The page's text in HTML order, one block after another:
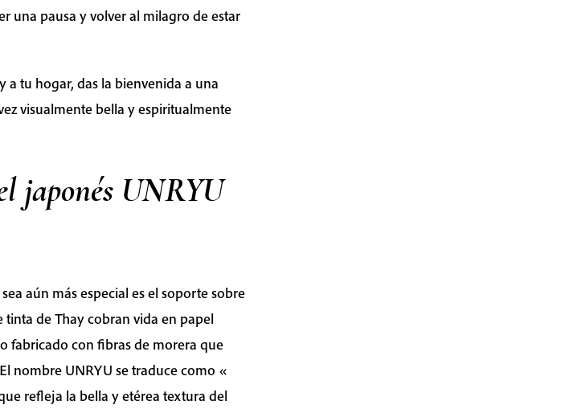
una pausa y volver al milagro de estar
a tu hogar, das la bienvenida a una
visualmente bella y espiritualmente
japonés UNRYU
aún más especial es el soporte sobre
tinta de Thay cobran vida en papel
fabricado con fibras de morera que
nombre UNRYU se traduce como «
refleja la bella y etérea textura del